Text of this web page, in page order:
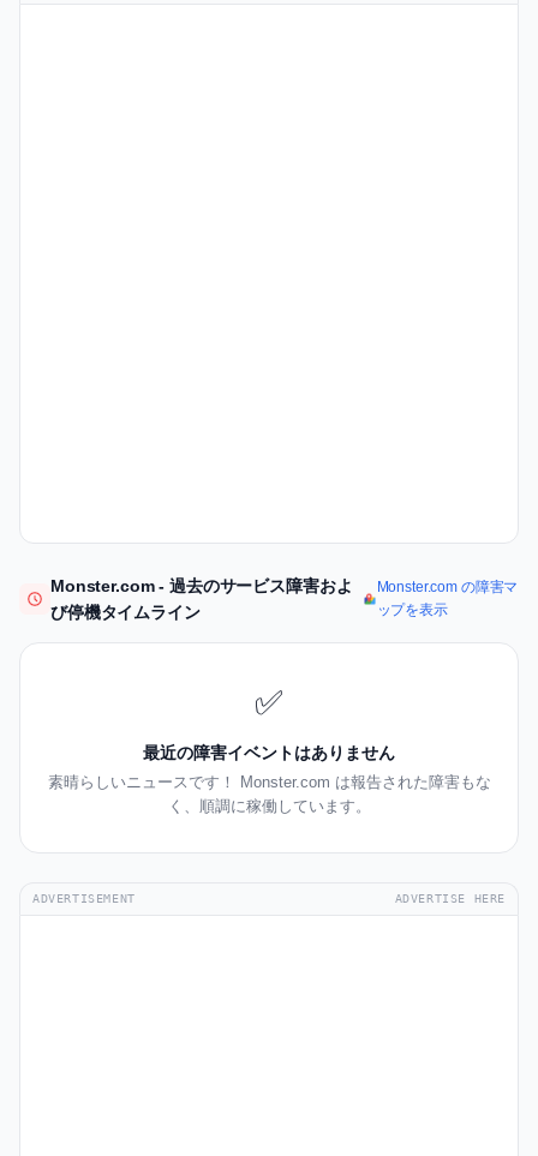
Monster.com - 過去のサービス障害およ
び停機タイムライン
Monster.com の障害マ
ップを表示
✅
最近の障害イベントはありません
素晴らしいニュースです！ Monster.com は報告された障害もな
く、順調に稼働しています。
ADVERTISEMENT ADVERTISE HERE